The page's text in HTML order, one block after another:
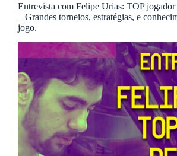
Entrevista com Felipe Urias: TOP
– Grandes torneios, estratégias, e
jogo.